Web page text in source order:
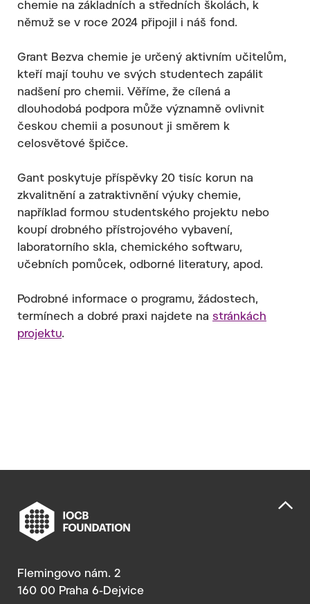
chemie na základních a středních školách, k
němuž se v roce 2024 připojil i náš fond.
Grant Bezva chemie je určený aktivním učitelům,
kteří mají touhu ve svých studentech zapálit
nadšení pro chemii. Věříme, že cílená a
dlouhodobá podpora může významně ovlivnit
českou chemii a posunout ji směrem k
celosvětové špičce.
Gant poskytuje příspěvky 20 tisíc korun na
zkvalitnění a zatraktivnění výuky chemie,
například formou studentského projektu nebo
koupí drobného přístrojového vybavení,
laboratorního skla, chemického softwaru,
učebních pomůcek, odborné literatury, apod.
Podrobné informace o programu, žádostech,
termínech a dobré praxi najdete na stránkách
projektu.
Flemingovo nám. 2
160 00 Praha 6-Dejvice